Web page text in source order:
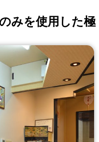
みを使用した極